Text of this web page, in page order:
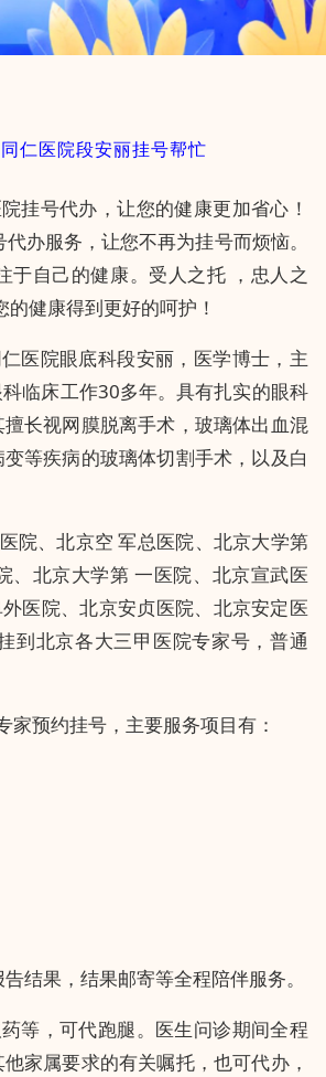
仁医院段安丽挂号帮忙
挂号代办，让您的健康更加省心！
办服务，让您不再为挂号而烦恼。
于自己的健康。受人之托 ，忠人之
健康得到更好的呵护！
医院眼底科段安丽，医学博士，主
临床工作30多年。具有扎实的眼科
长视网膜脱离手术，玻璃体出血混
等疾病的玻璃体切割手术，以及白
院、北京空 军总医院、北京大学第
、北京大学第 一医院、北京宣武医
医院、北京安贞医院、北京安定医
到北京各大三甲医院专家号，普通
预约挂号，主要服务项目有：
结果，结果邮寄等全程陪伴服务。
等，可代跑腿。医生问诊期间全程
家属要求的有关嘱托，也可代办，